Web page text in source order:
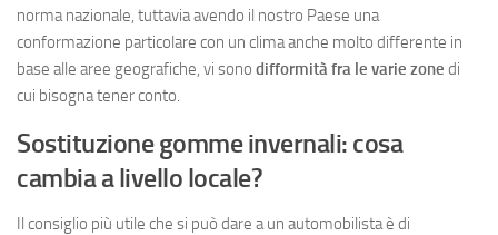
norma nazionale, tuttavia avendo il nostro Paese una
conformazione particolare con un clima anche molto differente in
base alle aree geografiche, vi sono difformità fra le varie zone di
cui bisogna tener conto.
Sostituzione gomme invernali: cosa
cambia a livello locale?
Il consiglio più utile che si può dare a un automobilista è di